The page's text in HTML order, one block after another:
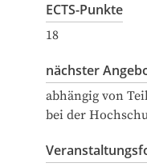
ECTS-Punkte
18
nächster
abhängig von
bei der